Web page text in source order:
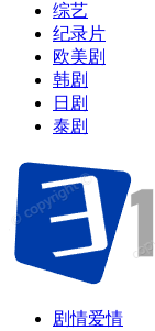
综艺
纪录片
欧美剧
韩剧
日剧
泰剧
剧情爱情